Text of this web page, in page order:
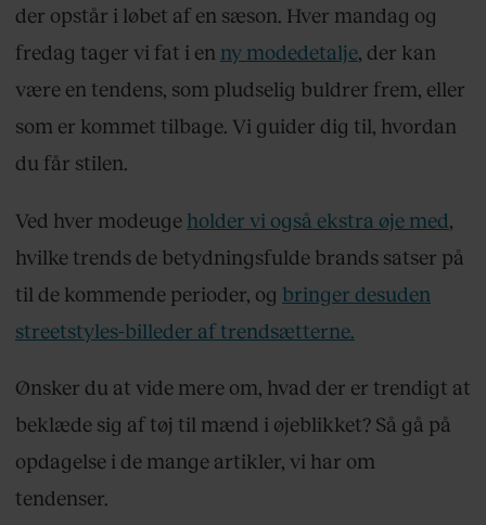
der opstår i løbet af en sæson. Hver mandag og
fredag tager vi fat i en ny modedetalje, der kan
være en tendens, som pludselig buldrer frem, eller
som er kommet tilbage. Vi guider dig til, hvordan
du får stilen.
Ved hver modeuge holder vi også ekstra øje med
hvilke trends de betydningsfulde brands satser på
til de kommende perioder, og bringer desuden
streetstyles-billeder af trendsætterne.
Ønsker du at vide mere om, hvad der er trendigt at
beklæde sig af tøj til mænd i øjeblikket? Så gå på
opdagelse i de mange artikler, vi har om
tendenser.